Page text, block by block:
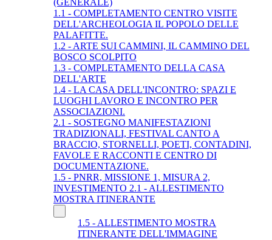
1.1 - COMPLETAMENTO CENTRO VISITE
DELL'ARCHEOLOGIA IL POPOLO DELLE
PALAFITTE.
1.2 - ARTE SUI CAMMINI, IL CAMMINO DEL
BOSCO SCOLPITO
1.3 - COMPLETAMENTO DELLA CASA
DELL'ARTE
1.4 - LA CASA DELL'INCONTRO: SPAZI E
LUOGHI LAVORO E INCONTRO PER
ASSOCIAZIONI.
2.1 - SOSTEGNO MANIFESTAZIONI
TRADIZIONALI, FESTIVAL CANTO A
BRACCIO, STORNELLI, POETI, CONTADINI,
FAVOLE E RACCONTI E CENTRO DI
DOCUMENTAZIONE.
1.5 - PNRR, MISSIONE 1, MISURA 2,
INVESTIMENTO 2.1 - ALLESTIMENTO
MOSTRA ITINERANTE
1.5 - ALLESTIMENTO MOSTRA
ITINERANTE DELL'IMMAGINE